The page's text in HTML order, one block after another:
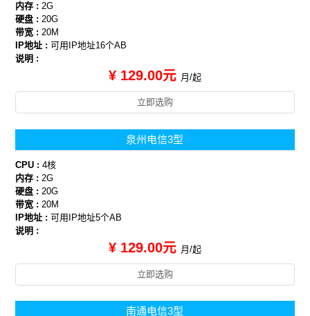
内存 :2G
硬盘 :20G
带宽 :20M
IP地址 :可用IP地址16个AB
说明 :
¥ 129.00元 月/起
立即选购
泉州电信3型
CPU :4核
内存 : 2G
硬盘 : 20G
带宽 : 20M
IP地址 :可用IP地址5个AB
说明 :
¥ 129.00元 月/起
立即选购
南通电信3型